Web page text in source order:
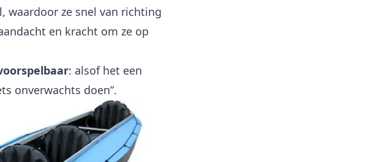
waardoor ze snel van richting
en kracht om ze op
: alsof het een
onverwachts doen”.